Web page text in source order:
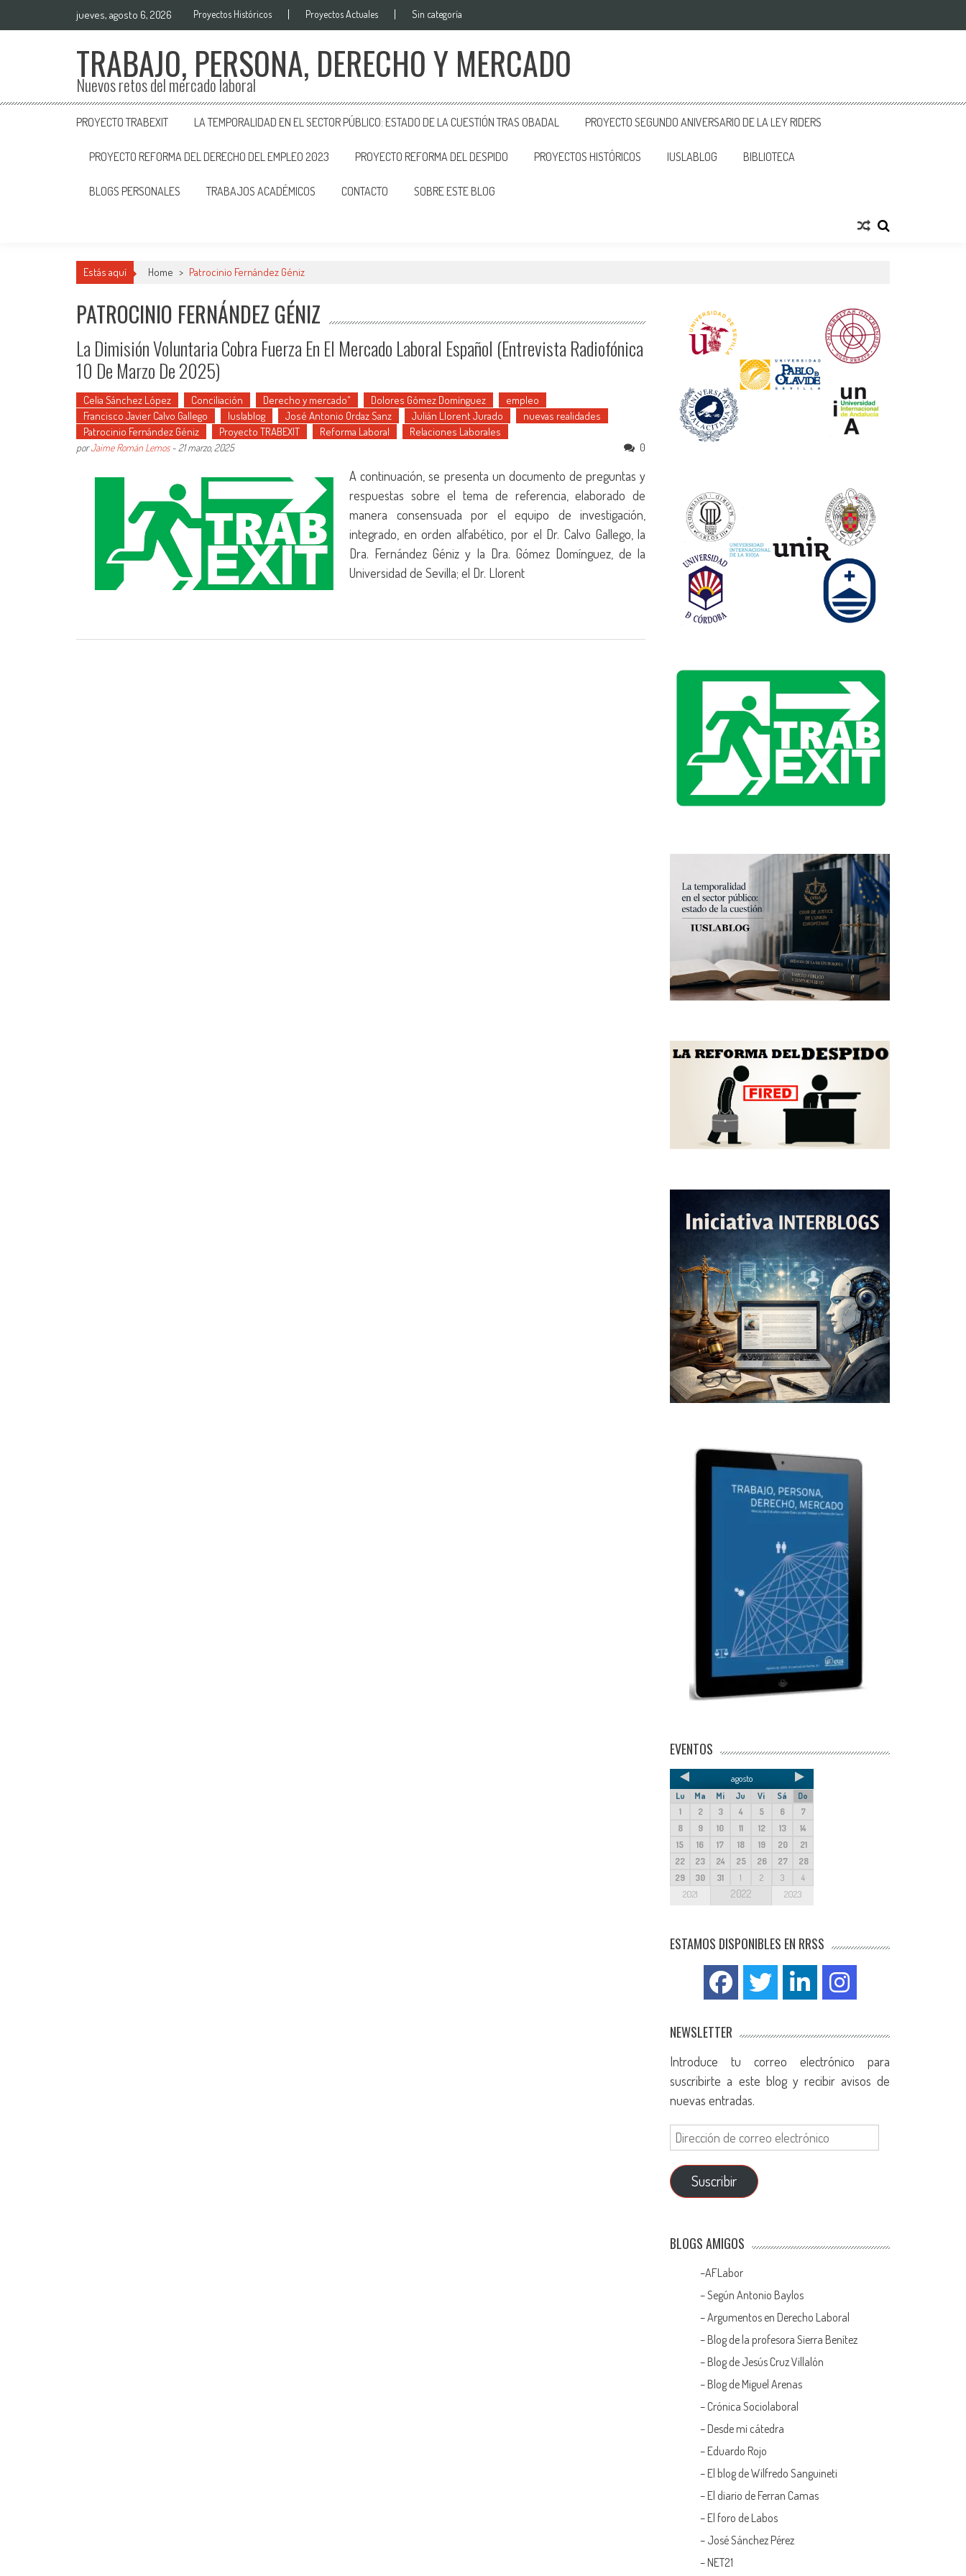
jueves, agosto 6, 2026 Proyectos Históricos Proyectos Actuales Sin categoría
TRABAJO, PERSONA, DERECHO Y MERCADO
Nuevos retos del mercado laboral
PROYECTO TRABEXIT LA TEMPORALIDAD EN EL SECTOR PÚBLICO: ESTADO DE LA CUESTIÓN TRAS OBADAL PROYECTO SEGUNDO ANIVERSARIO DE LA LEY RIDERS
PROYECTO REFORMA DEL DERECHO DEL EMPLEO 2023 PROYECTO REFORMA DEL DESPIDO PROYECTOS HISTÓRICOS IUSLABLOG BIBLIOTECA
BLOGS PERSONALES TRABAJOS ACADÉMICOS CONTACTO SOBRE ESTE BLOG
Estás aquí Home > Patrocinio Fernández Géniz
PATROCINIO FERNÁNDEZ GÉNIZ
La Dimisión Voluntaria Cobra Fuerza En El Mercado Laboral Español (entrevista Radiofónica
10 De Marzo De 2025)
Celia Sánchez López Conciliación Derecho y mercado" Dolores Gómez Domínguez
empleo
Francisco Javier Calvo Gallego
Iuslablog José Antonio Ordaz Sanz Julián Llorent Jurado
nuevas realidades
Patrocinio Fernández Géniz
Proyecto TRABEXIT Reforma Laboral Relaciones Laborales
porJaime Román Lemos- 21 marzo, 2025 0
A continuación, se presenta un documento de preguntas y
respuestas sobre el tema de referencia, elaborado de
manera consensuada por el equipo de investigación,
integrado, en orden alfabético, por el Dr. Calvo Gallego, la
Dra. Fernández Géniz y la Dra. Gómez Domínguez, de la
Universidad de Sevilla; el Dr. Llorent
EVENTOS
agosto
Lu Ma Mi Ju Vi Sá
Do
1
2 3 4 5 6
7
8
9 10 11 12 13
14
15
16 17 18 19 20
21
22
23 24 25 26 27
28
29
30 31 1 2 3 4
2021 2022 2023
ESTAMOS DISPONIBLES EN RRSS
NEWSLETTER
Introduce tu correo electrónico para
suscribirte a este blog y recibir avisos de
nuevas entradas.
Suscribir
BLOGS AMIGOS
–AFLabor
– Según Antonio Baylos
–Argumentos en Derecho Laboral
– Blog de la profesora Sierra Benítez
– Blog de Jesús Cruz Villalón
– Blog de Miguel Arenas
– Crónica Sociolaboral
– Desde mi cátedra
– Eduardo Rojo
– El blog de Wilfredo Sanguineti
– El diario de Ferran Camas
– El foro de Labos
– José Sánchez Pérez
– NET21